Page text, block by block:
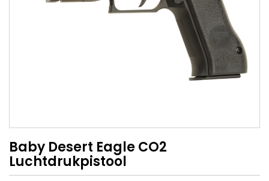
Baby Desert Eagle CO2
Luchtdrukpistool